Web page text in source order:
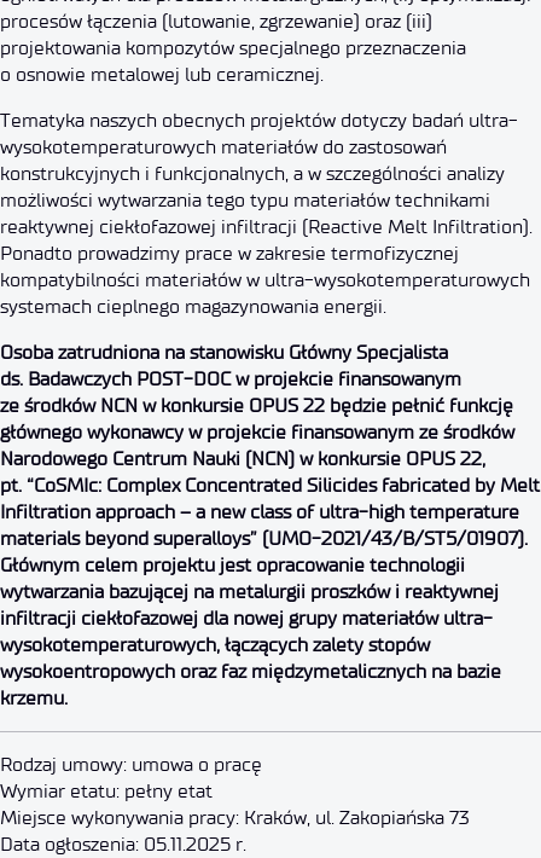
procesów łączenia (lutowanie, zgrzewanie) oraz (iii)
projektowania kompozytów specjalnego przeznaczenia
o osnowie metalowej lub ceramicznej.
Tematyka naszych obecnych projektów dotyczy badań ultra-
wysokotemperaturowych materiałów do zastosowań
konstrukcyjnych i funkcjonalnych, a w szczególności analizy
możliwości wytwarzania tego typu materiałów technikami
reaktywnej ciekłofazowej infiltracji (Reactive Melt Infiltration).
Ponadto prowadzimy prace w zakresie termofizycznej
kompatybilności materiałów w ultra-wysokotemperaturowych
systemach cieplnego magazynowania energii.
Osoba zatrudniona na stanowisku Główny Specjalista
ds. Badawczych POST-DOC w projekcie finansowanym
ze środków NCN w konkursie OPUS 22 będzie pełnić funkcję
głównego wykonawcy w projekcie finansowanym ze środków
Narodowego Centrum Nauki (NCN) w konkursie OPUS 22,
pt. “CoSMIc: Complex Concentrated Silicides fabricated by Melt
Infiltration approach – a new class of ultra-high temperature
materials beyond superalloys” (UMO-2021/43/B/ST5/01907).
Głównym celem projektu jest opracowanie technologii
wytwarzania bazującej na metalurgii proszków i reaktywnej
infiltracji ciekłofazowej dla nowej grupy materiałów ultra-
wysokotemperaturowych, łączących zalety stopów
wysokoentropowych oraz faz międzymetalicznych na bazie
krzemu.
Główny Księgowy
5 listopada 2025
Rodzaj umowy: umowa o pracę
Wymiar etatu: pełny etat
Miejsce wykonywania pracy: Kraków, ul. Zakopiańska 73
Data ogłoszenia: 05.11.2025 r.